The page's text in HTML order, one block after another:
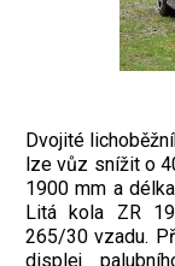
Dvojité
lze vůz snížit o
1900 mm a
Litá kola ZR
265/30 vzadu.
displej